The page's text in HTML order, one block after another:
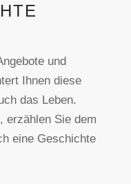
und
Ihnen diese
das Leben.
erzählen Sie dem
eine Geschichte